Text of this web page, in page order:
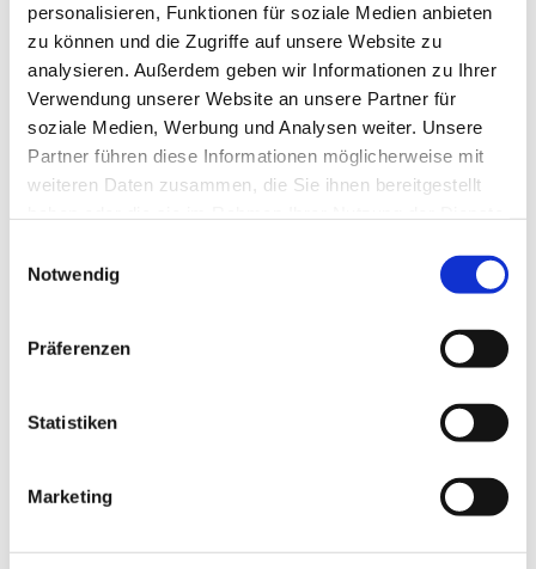
personalisieren, Funktionen für soziale Medien anbieten
zu können und die Zugriffe auf unsere Website zu
analysieren. Außerdem geben wir Informationen zu Ihrer
Verwendung unserer Website an unsere Partner für
soziale Medien, Werbung und Analysen weiter. Unsere
Partner führen diese Informationen möglicherweise mit
weiteren Daten zusammen, die Sie ihnen bereitgestellt
Notwendig
Präferenzen
Statistiken
Marketing
Unsere Treffen finden regelmäßig statt – mal beim
gemeinsamen Frühstück im Bistro Rethener
Genusswerk, mal als Hauskreis in den Wohnzimmern
unserer Gruppe: Es ist immer herzlich, offen und
lebendig.
Sie möchten dabei sein?
Wir freuen uns über neue Gesichter!
Beate Pohl – 05102 2935
interessieren